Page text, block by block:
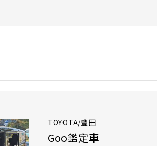
TOYOTA/豐田
Goo鑑定車